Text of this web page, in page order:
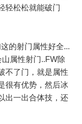
轻松松就能破门
的射门属性好全...
属性射门..FW除
不了门，就是属性
很有优势，然后冰
出一出合体技，还